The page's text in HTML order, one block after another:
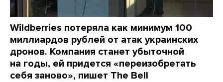
Wildberries потеряла как минимум 100
миллиардов рублей от атак украинских
дронов. Компания станет убыточной
на годы, ей придется «переизобретать
себя заново», пишет The Bell